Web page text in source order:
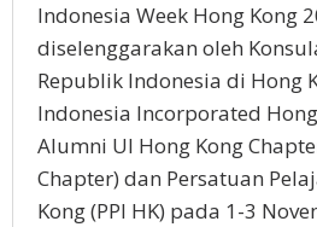
Indonesia Week Hong Kong
diselenggarakan oleh
Republik Indonesia di Hong
Indonesia Incorporated
Alumni UI Hong Kong
Chapter) dan Persatuan
Kong (PPI HK) pada 1-3